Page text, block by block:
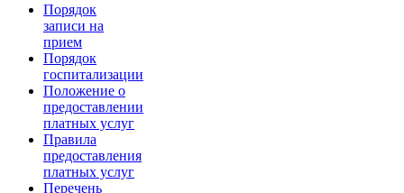
Порядок
записи на
прием
Порядок
госпитализации
Положение о
предоставлении
платных услуг
Правила
предоставления
платных услуг
Перечень